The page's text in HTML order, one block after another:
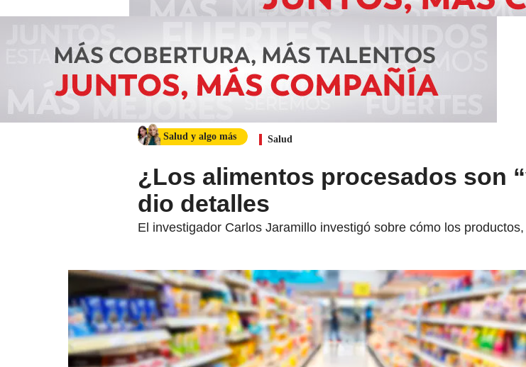
Salud y algo más Salud
¿Los alimentos procesados son
dio detalles
El investigador Carlos Jaramillo investigó sobre cómo los